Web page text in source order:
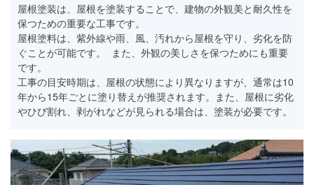
屋根塗装は、屋根を塗装することで、建物の外観美と耐久性を
保つための重要な工事です。
屋根塗料は、紫外線や雨、風、汚れから屋根を守り、劣化を防
ぐことが可能です。 また、外観の美しさを保つためにも重要
です。
工事の目安時期は、屋根の状態により異なりますが、通常は10
年から15年ごとに塗り替えが推奨されます。また、屋根に劣化
やひび割れ、剥がれなどが見られる場合は、塗装が必要です。